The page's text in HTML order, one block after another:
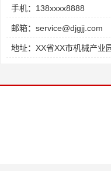
手机：138xxxx8888
邮箱：service@djgjj.com
地址：XX省XX市机械产业